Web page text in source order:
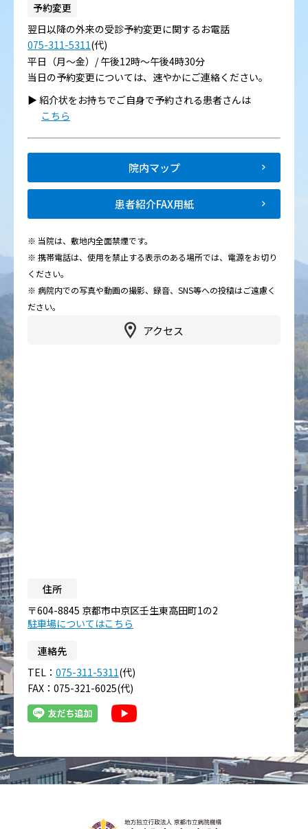
アクセス
住所
〒604-8845 京都市中京区壬生東高田町1の2
駐車場についてはこちら
連絡先
TEL： 075-311-5311(代)
FAX：075-321-6025(代)
予約変更
翌日以降の外来の受診予約変更に関するお電話
075-311-5311(代)
平日（月～金）/ 午後12時～午後4時30分
当日の予約変更については、速やかにご連絡ください。
▶︎ 紹介状をお持ちでご自身で予約される患者さんは
こちら
院内マップ
患者紹介FAX用紙
※ 当院は、敷地内全面禁煙です。
※ 携帯電話は、使用を禁止する表示のある場所では、電源をお切り
ください。
※ 病院内での写真や動画の撮影、録音、SNS等への投稿はご遠慮く
ださい。